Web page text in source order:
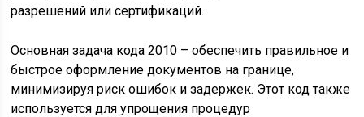
разрешений или сертификаций.
Основная задача кода 2010 – обеспечить правильное и
быстрое оформление документов на границе,
минимизируя риск ошибок и задержек. Этот код также
используется для упрощения процедур